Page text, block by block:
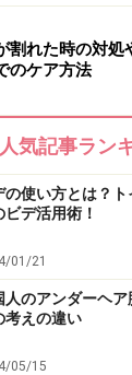
手袋で蒸され
りなのにまだ
です。この方
手もしっとり
きには、一日
か。きっと見
はずですよ。
を押さえて
い。
割れた時の対処
のケア方法
人気記事ラン
の使い方とは？
ビデ活用術！
01/21
人のアンダーヘ
考えの違い
05/15